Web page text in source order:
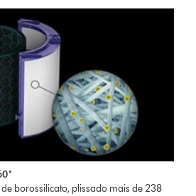
borossilicato, plissado mais de 238